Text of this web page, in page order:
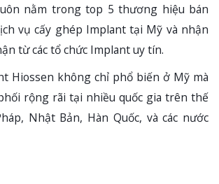
nằm trong top 5 thương hiệu bán
vụ cấy ghép Implant tại Mỹ và nhận
từ các tổ chức Implant uy tín.
Hiossen không chỉ phổ biến ở Mỹ mà
rộng rãi tại nhiều quốc gia trên thế
Nhật Bản, Hàn Quốc, và các nước